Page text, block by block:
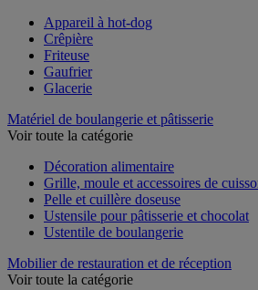
Appareil à hot-dog
Crêpière
Friteuse
Gaufrier
Matériel de boulangerie et pâtisserie
Décoration alimentaire
Grille, moule et accessoires de cuisson
Pelle et cuillère doseuse
Ustensile pour pâtisserie et chocolat
Mobilier de restauration et de réception